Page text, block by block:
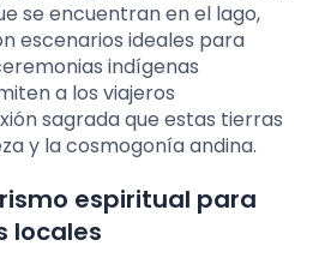
se encuentran en el lago,
escenarios ideales para
indígenas
a los viajeros
sagrada que estas tierras
y la cosmogonía andina.
espiritual para
locales